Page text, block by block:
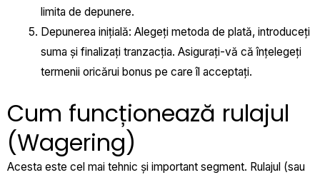
limita de depunere.
Depunerea inițială: Alegeți metoda de plată, introduceți
suma și finalizați tranzacția. Asigurați-vă că înțelegeți
termenii oricărui bonus pe care îl acceptați.
Cum funcționează rulajul
(Wagering)
Acesta este cel mai tehnic și important segment. Rulajul (sau